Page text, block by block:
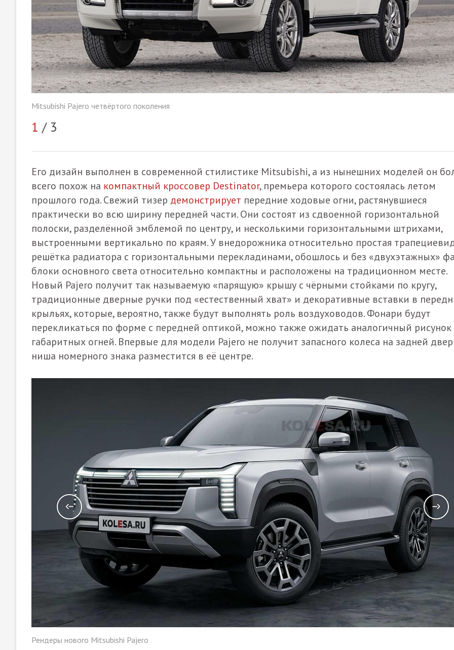
Mitsubishi Pajero четвёртого поколения
1 / 3
Его дизайн выполнен в современной стилистике Mitsubishi, а из нынешних моделей он
всего похож на компактный кроссовер Destinator, премьера которого состоялась летом
прошлого года. Свежий тизер демонстрирует передние ходовые огни, растянувшиеся
практически во всю ширину передней части. Они состоят из сдвоенной горизонтальной
полоски, разделённой эмблемой по центру, и несколькими горизонтальными штрихами,
выстроенными вертикально по краям. У внедорожника относительно простая
решётка радиатора с горизонтальными перекладинами, обошлось и без «двухэтажных»
блоки основного света относительно компактны и расположены на традиционном месте.
Новый Pajero получит так называемую «парящую» крышу с чёрными стойками по кругу,
традиционные дверные ручки под «естественный хват» и декоративные вставки в
крыльях, которые, вероятно, также будут выполнять роль воздуховодов. Фонари будут
перекликаться по форме с передней оптикой, можно также ожидать аналогичный рисунок
габаритных огней. Впервые для модели Pajero не получит запасного колеса на задней
ниша номерного знака разместится в её центре.
Рендеры нового Mitsubishi Pajero